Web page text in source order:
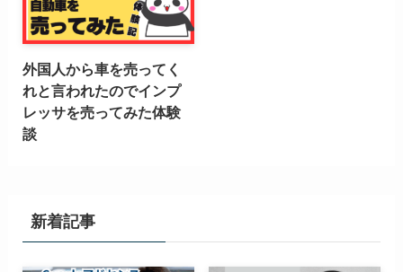
外国人から車を売ってく
れと言われたのでインプ
レッサを売ってみた体験
談
新着記事